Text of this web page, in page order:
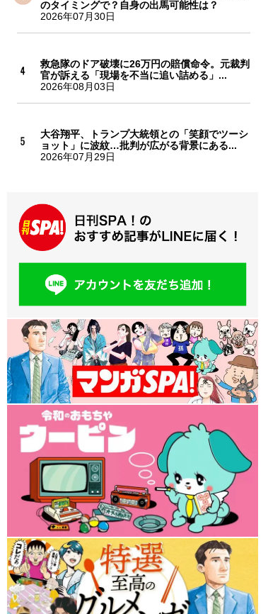
のタイミングで？自身の出馬可能性は？
2026年07月30日
救急隊のドア破壊に26万円の賠償命令。元裁判
官が訴える「現場を不当に追い詰める」...
2026年08月03日
大谷翔平、トランプ大統領との「笑顔でツーシ
ョット」に波紋…批判が広がる背景にある...
2026年07月29日